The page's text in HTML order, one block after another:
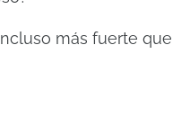
más fuerte que